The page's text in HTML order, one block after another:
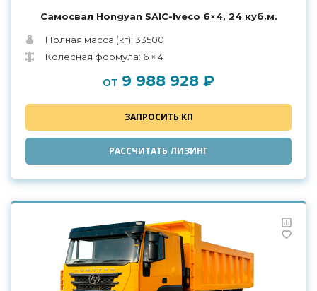
Самосвал Hongyan SAIC-Iveco 6×4, 24 куб.м.
Полная масса (кг): 33500
Колесная формула: 6 × 4
от 9 988 928 ₽
ЗАПРОСИТЬ КП
РАССЧИТАТЬ ЛИЗИНГ